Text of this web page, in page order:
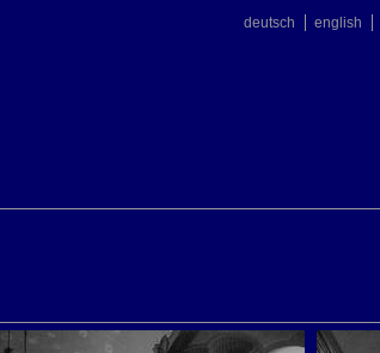
deutsch english